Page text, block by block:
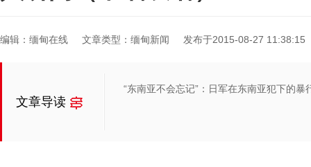
编辑：缅甸在线 文章类型：缅甸新闻 发布于2015-08-27 11:38:15
文章导读
“东南亚不会忘记”：日军在东南亚犯下的